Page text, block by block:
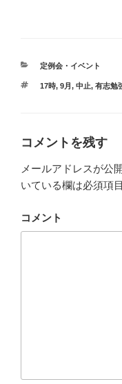
カ
ゴ
定例会・イベント
タ
17時, 9月, 中止, 有志勉
コメントを残す
メールアドレスが公
いている欄は必須項
コメント